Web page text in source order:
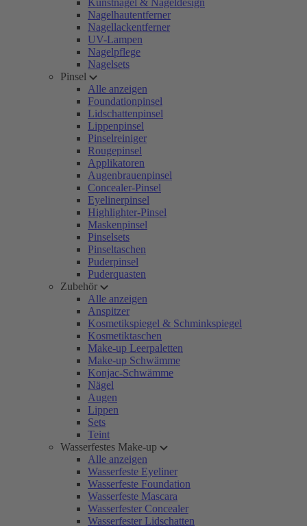
Kunstnägel & Nageldesign
Nagelhautentferner
Nagellackentferner
UV-Lampen
Nagelpflege
Nagelsets
Pinsel
Alle anzeigen
Foundationpinsel
Lidschattenpinsel
Lippenpinsel
Pinselreiniger
Rougepinsel
Applikatoren
Augenbrauenpinsel
Concealer-Pinsel
Eyelinerpinsel
Highlighter-Pinsel
Maskenpinsel
Pinselsets
Pinseltaschen
Puderpinsel
Puderquasten
Zubehör
Alle anzeigen
Anspitzer
Kosmetikspiegel & Schminkspiegel
Kosmetiktaschen
Make-up Leerpaletten
Make-up Schwämme
Konjac-Schwämme
Nägel
Augen
Lippen
Sets
Teint
Wasserfestes Make-up
Alle anzeigen
Wasserfeste Eyeliner
Wasserfeste Foundation
Wasserfeste Mascara
Wasserfester Concealer
Wasserfester Lidschatten